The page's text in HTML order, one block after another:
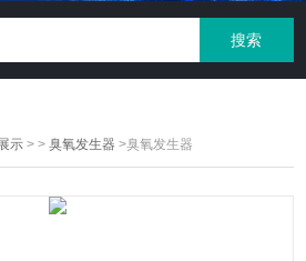
示 > >臭氧发生器 >臭氧发生器